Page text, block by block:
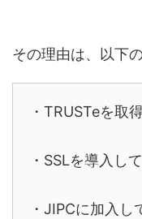
その理由は、以下
・TRUSTeを取
・SSLを導入し
・JIPCに加入し